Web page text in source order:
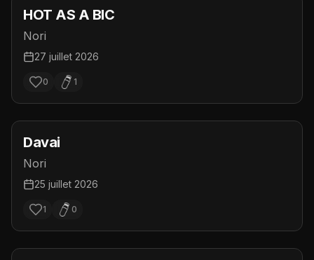
HOT AS A BIC
Nori
27 juillet 2026
0 1
Davai
Nori
25 juillet 2026
1 0